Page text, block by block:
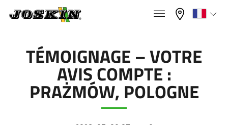
Menu
GAMME
×
×
Français
English
TÉMOIGNAGE – VOTRE
AVIS COMPTE :
PRAŻMÓW, POLOGNE